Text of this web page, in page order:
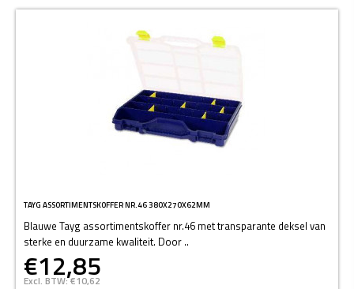
TAYG ASSORTIMENTSKOFFER NR.46 380X270X62MM
Blauwe Tayg assortimentskoffer nr.46 met transparante deksel van
sterke en duurzame kwaliteit. Door ..
€12,85
Excl. BTW: €10,62